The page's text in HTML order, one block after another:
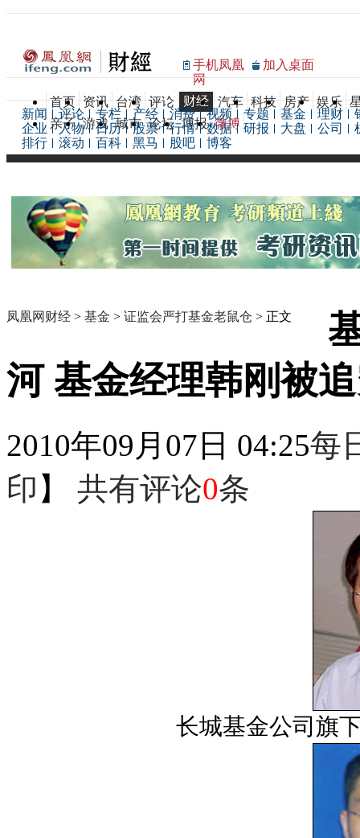
手机凤凰
网
加入桌面
首页 资讯 台湾 评论 财经 汽车 科技 房产 娱乐
亲子 游戏 城市 论坛 博报 微博
新闻 评论 专栏 产经 消费 视频 专题 基金 理财
企业
人物 日历 股票 行情 数据 研报 大盘 公司
排行
滚动 百科 黑马 股吧 博客
凤凰网财经 > 基金 > 证监会严打基金老鼠仓 > 正文
河 基金经理韩刚被
2010年09月07日 04:25每
印 】 共有评论0条
长城基金公司旗